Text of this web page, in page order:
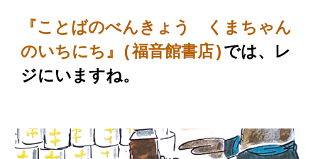
『ことばのべんきょう くまちゃん
のいちにち』(福音館書店)では、レ
ジにいますね。